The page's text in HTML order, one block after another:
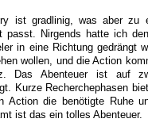
ist gradlinig, was aber zu
passt. Nirgends hatte ich
in eine Richtung gedrängt
wollen, und die Action
Das Abenteuer ist auf
Kurze Recherchephasen
Action die benötigte Ruhe
ist das ein tolles Abenteuer.